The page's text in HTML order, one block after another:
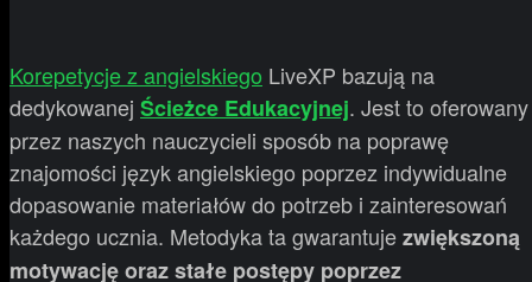
Korepetycje z angielskiego LiveXP bazują na
dedykowanej Ścieżce Edukacyjnej. Jest to oferowany
przez naszych nauczycieli sposób na poprawę
znajomości język angielskiego poprzez indywidualne
dopasowanie materiałów do potrzeb i zainteresowań
każdego ucznia. Metodyka ta gwarantujezwiększoną
motywację oraz stałe postępy poprzez